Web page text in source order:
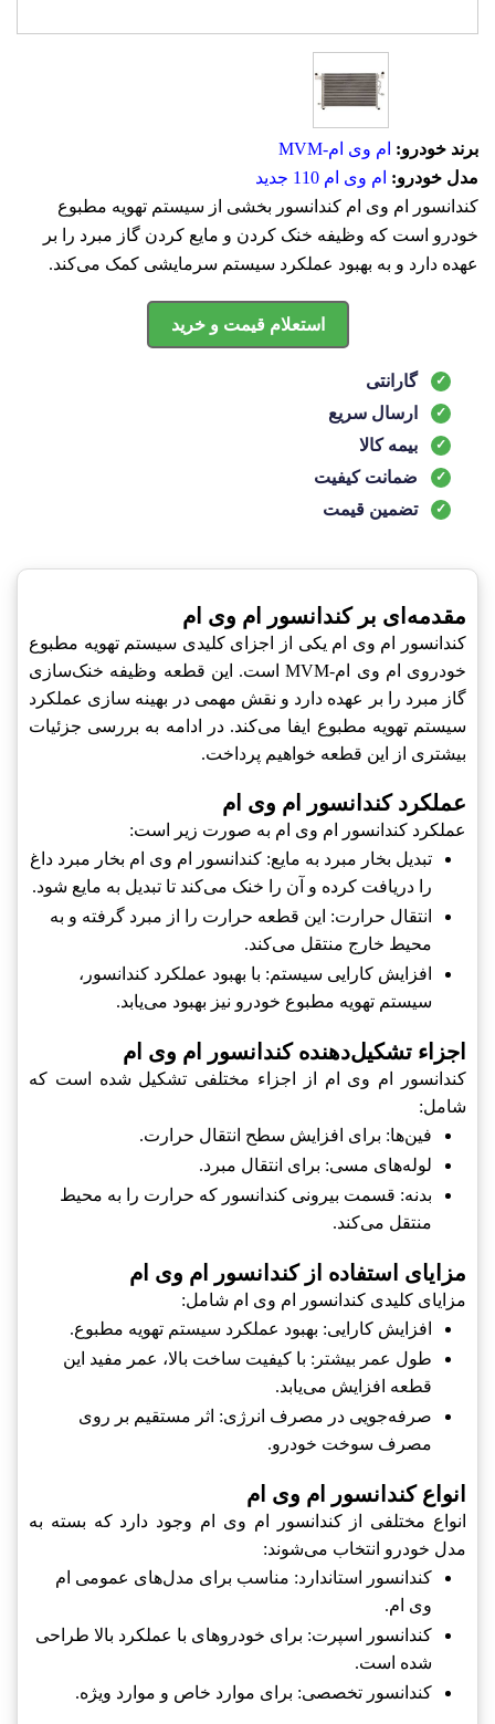
برند خودرو: ام وی ام-MVM
مدل خودرو: ام وی ام 110 جدید
کندانسور ام وی ام کندانسور بخشی از سیستم تهویه مطبوع
خودرو است که وظیفه خنک کردن و مایع کردن گاز مبرد را بر
عهده دارد و به بهبود عملکرد سیستم سرمایشی کمک می‌کند.
استعلام قیمت و خرید
گارانتی
ارسال سریع
بیمه کالا
ضمانت کیفیت
تضمین قیمت
مقدمه‌ای بر کندانسور ام وی ام
کندانسور ام وی ام یکی از اجزای کلیدی سیستم تهویه مطبوع
خودروی ام وی ام-MVM است. این قطعه وظیفه خنک‌سازی
گاز مبرد را بر عهده دارد و نقش مهمی در بهینه سازی عملکرد
سیستم تهویه مطبوع ایفا می‌کند. در ادامه به بررسی جزئیات
بیشتری از این قطعه خواهیم پرداخت.
عملکرد کندانسور ام وی ام
عملکرد کندانسور ام وی ام به صورت زیر است:
تبدیل بخار مبرد به مایع: کندانسور ام وی ام بخار مبرد داغ
را دریافت کرده و آن را خنک می‌کند تا تبدیل به مایع شود.
انتقال حرارت: این قطعه حرارت را از مبرد گرفته و به
محیط خارج منتقل می‌کند.
افزایش کارایی سیستم: با بهبود عملکرد کندانسور،
سیستم تهویه مطبوع خودرو نیز بهبود می‌یابد.
اجزاء تشکیل‌دهنده کندانسور ام وی ام
کندانسور ام وی ام از اجزاء مختلفی تشکیل شده است که
شامل:
فین‌ها: برای افزایش سطح انتقال حرارت.
لوله‌های مسی: برای انتقال مبرد.
بدنه: قسمت بیرونی کندانسور که حرارت را به محیط
منتقل می‌کند.
مزایای استفاده از کندانسور ام وی ام
مزایای کلیدی کندانسور ام وی ام شامل:
افزایش کارایی: بهبود عملکرد سیستم تهویه مطبوع.
طول عمر بیشتر: با کیفیت ساخت بالا، عمر مفید این
قطعه افزایش می‌یابد.
صرفه‌جویی در مصرف انرژی: اثر مستقیم بر روی
مصرف سوخت خودرو.
انواع کندانسور ام وی ام
انواع مختلفی از کندانسور ام وی ام وجود دارد که بسته به
مدل خودرو انتخاب می‌شوند:
کندانسور استاندارد: مناسب برای مدل‌های عمومی ام
وی ام.
کندانسور اسپرت: برای خودروهای با عملکرد بالا طراحی
شده است.
کندانسور تخصصی: برای موارد خاص و موارد ویژه.